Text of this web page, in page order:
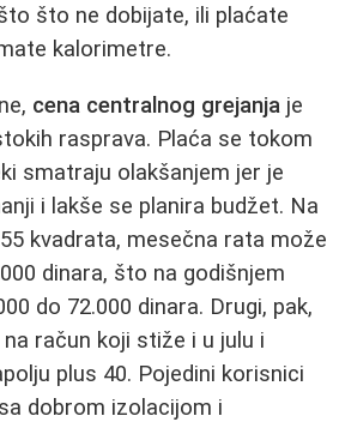
što ne dobijate, ili plaćate
kalorimetre.
cena centralnog grejanja je
rasprava. Plaća se tokom
smatraju olakšanjem jer je
i lakše se planira budžet. Na
kvadrata, mesečna rata može
dinara, što na godišnjem
do 72.000 dinara. Drugi, pak,
račun koji stiže i u julu i
plus 40. Pojedini korisnici
dobrom izolacijom i